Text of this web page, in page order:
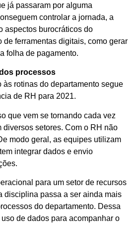
já passaram por alguma
controlar a jornada, a
aspectos burocráticos do
de ferramentas digitais, como gerar
folha de pagamento.
processos
às rotinas do departamento segue
de RH para 2021.
que vem se tornando cada vez
diversos setores. Com o RH não
modo geral, as equipes utilizam
integrar dados e envio
para um setor de recursos
disciplina passa a ser ainda mais
do departamento. Dessa
de dados para acompanhar o